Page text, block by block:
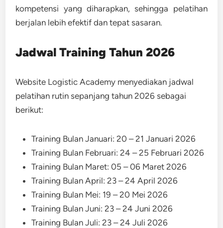
kompetensi yang diharapkan, sehingga pelatihan
berjalan lebih efektif dan tepat sasaran.
Jadwal Training Tahun 2026
Website Logistic Academy menyediakan jadwal
pelatihan rutin sepanjang tahun 2026 sebagai
berikut:
Training Bulan Januari: 20 – 21 Januari 2026
Training Bulan Februari: 24 – 25 Februari 2026
Training Bulan Maret: 05 – 06 Maret 2026
Training Bulan April: 23 – 24 April 2026
Training Bulan Mei: 19 – 20 Mei 2026
Training Bulan Juni: 23 – 24 Juni 2026
Training Bulan Juli: 23 – 24 Juli 2026